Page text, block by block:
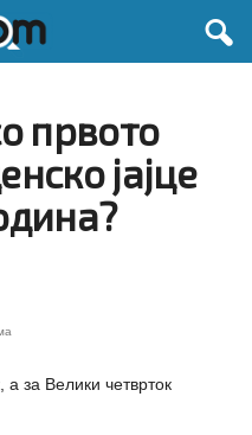
првото
јајце
а за Велики четврток